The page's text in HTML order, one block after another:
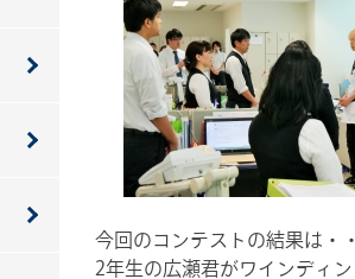
今回のコンテストの結果は・
2年生の広瀬君がワインディ